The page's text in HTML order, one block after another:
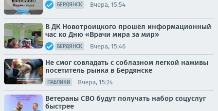
БЕРДЯНСК Вчера, 15:54
В ДК Новотроицкого прошёл информационный
час ко Дню «Врачи мира за мир»
БЕРДЯНСК Вчера, 15:46
Не смог совладать с соблазном легкой наживы
посетитель рынка в Бердянске
ПАБЛИКИ Вчера, 15:24
Ветераны СВО будут получать набор соцуслуг
быстрее